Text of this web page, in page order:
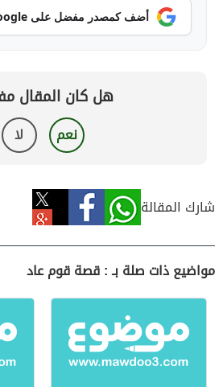
أضف كمصدر مفضل على Google
هل كان المقال
نعم لا
شارك المقالة
مواضيع ذات صلة بـ : قصة قوم عاد